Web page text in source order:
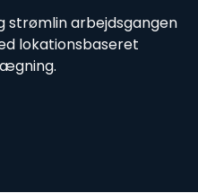
strømlin arbejdsgangen
lokationsbaseret